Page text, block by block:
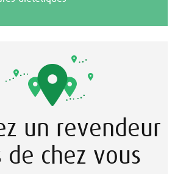
un revendeur
de chez vous